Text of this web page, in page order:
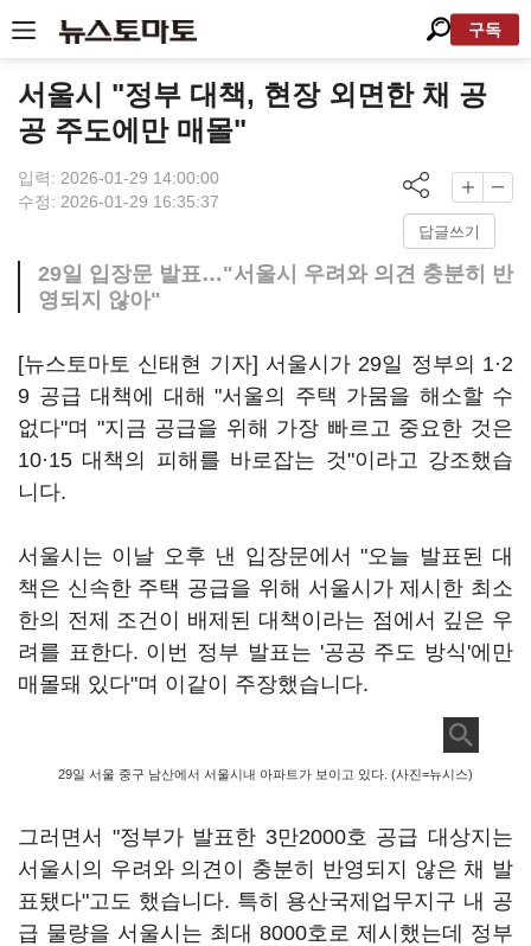
구독
서울시 "정부 대책, 현장 외면한 채 공
공 주도에만 매몰"
입력: 2026-01-29 14:00:00
수정: 2026-01-29 16:35:37
답글쓰기
29일 입장문 발표…"서울시 우려와 의견 충분히 반
영되지 않아"
[뉴스토마토 신태현 기자] 서울시가 29일 정부의 1·2
9 공급 대책에 대해 "서울의 주택 가뭄을 해소할 수
없다"며 "지금 공급을 위해 가장 빠르고 중요한 것은
10·15 대책의 피해를 바로잡는 것"이라고 강조했습
니다.
서울시는 이날 오후 낸 입장문에서 "오늘 발표된 대
책은 신속한 주택 공급을 위해 서울시가 제시한 최소
한의 전제 조건이 배제된 대책이라는 점에서 깊은 우
려를 표한다. 이번 정부 발표는 '공공 주도 방식'에만
매몰돼 있다"며 이같이 주장했습니다.
29일 서울 중구 남산에서 서울시내 아파트가 보이고 있다. (사진=뉴시스)
그러면서 "정부가 발표한 3만2000호 공급 대상지는
서울시의 우려와 의견이 충분히 반영되지 않은 채 발
표됐다"고도 했습니다. 특히 용산국제업무지구 내 공
급 물량을 서울시는 최대 8000호로 제시했는데 정부